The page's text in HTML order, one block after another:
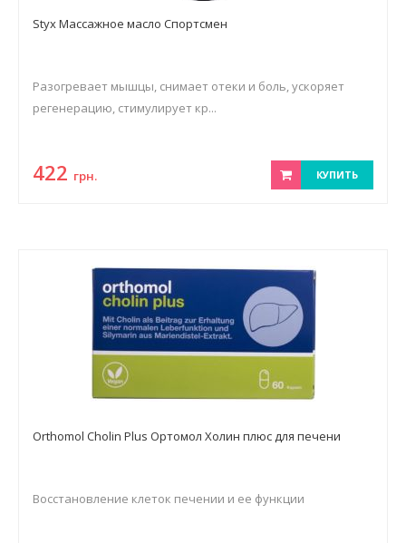
Styx Массажное масло Спортсмен
Разогревает мышцы, снимает отеки и боль, ускоряет
регенерацию, стимулирует кр...
422 грн. КУПИТЬ
Orthomol Cholin Plus Ортомол Холин плюс для печени
Восстановление клеток печении и ее функции